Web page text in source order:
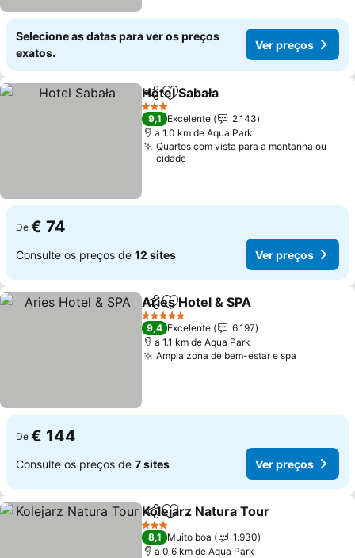
Selecione as datas para ver os preços
exatos.
Ver preços
PartilharAdicionar aos favoritos
Hotel Sabała
3 Estrelas
9,1 Excelente
2.143
a 1.0 km de Aqua Park
Quartos com vista para a montanha ou
cidade
De € 74
Consulte os preços de 12 sites Ver preços
PartilharAdicionar aos favoritos
Aries Hotel & SPA
5 Estrelas
9,4 Excelente
6.197
a 1.1 km de Aqua Park
Ampla zona de bem-estar e spa
De € 144
Consulte os preços de 7 sites Ver preços
PartilharAdicionar aos favoritos
Kolejarz Natura Tour
3 Estrelas
8,1 Muito boa
1.930
a 0.6 km de Aqua Park